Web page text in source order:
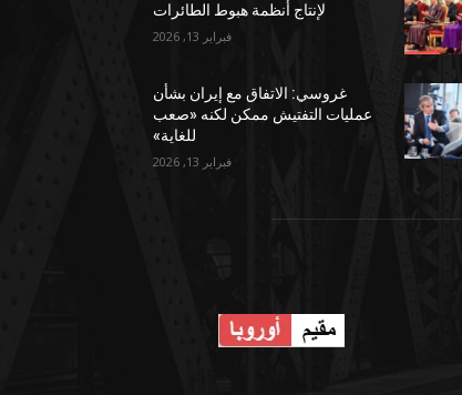
لإنتاج أنظمة هبوط الطائرات
فبراير 13, 2026
غروسي: الاتفاق مع إيران بشأن
عمليات التفتيش ممكن لكنه «صعب
للغاية»
فبراير 13, 2026